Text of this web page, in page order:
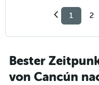
1 2
Bester
von Cancún